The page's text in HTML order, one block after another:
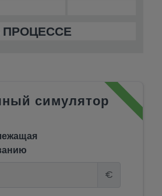
ПРОЦЕССЕ
симулятор
€